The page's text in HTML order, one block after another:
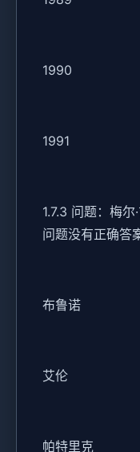
1990
1991
1.7.3 问题：梅
问题没有正确答
布鲁诺
艾伦
帕特里克